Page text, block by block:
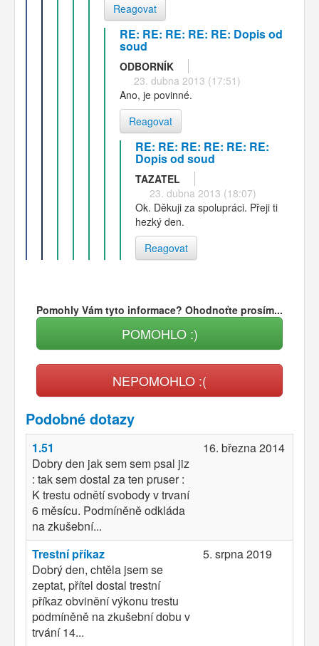
Reagovat
RE: RE: RE: RE: RE: Dopis od
soud
ODBORNÍK
23. dubna 2013 (17:51)
Ano, je povinné.
Reagovat
RE: RE: RE: RE: RE: RE:
Dopis od soud
TAZATEL
23. dubna 2013 (18:07)
Ok. Děkuji za spolupráci. Přeji ti
hezký den.
Reagovat
Pomohly Vám tyto informace? Ohodnoťte prosím...
POMOHLO :)
NEPOMOHLO :(
Podobné dotazy
1.51
Dobry den jak sem sem psal jiz
: tak sem dostal za ten pruser :
K trestu odnětí svobody v trvaní
6 měsícu. Podmíněně odkláda
na zkušební...
16. března 2014
Trestní příkaz
Dobrý den, chtěla jsem se
zeptat, přítel dostal trestní
příkaz obvinění výkonu trestu
podmíněně na zkušební dobu v
trvání 14...
5. srpna 2019